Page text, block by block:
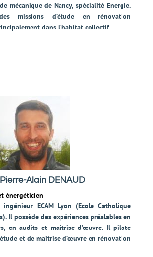
mécanique de Nancy, spécialité Energie.
missions d’étude en rénovation
dans l’habitat collectif.
Pierre-Alain DENAUD
énergéticien
ECAM Lyon (Ecole Catholique
Il possède des expériences préalables en
en audits et maitrise d’œuvre. Il pilote
et de maitrise d’œuvre en rénovation